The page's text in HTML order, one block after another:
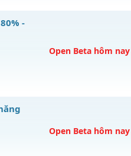
-
Open Beta hôm nay
WC FREE
THẢ GAvào 08h
Open Beta hôm nay